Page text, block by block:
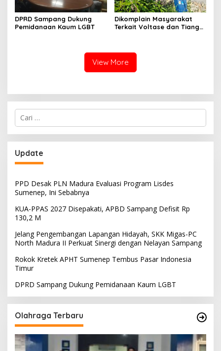
DPRD Sampang Dukung
Pemidanaan Kaum LGBT
Dikomplain Masyarakat
Terkait Voltase dan Tiang
View More
Cari
untuk:
Update
PPD Desak PLN Madura Evaluasi Program Lisdes
Sumenep, Ini Sebabnya
KUA-PPAS 2027 Disepakati, APBD Sampang Defisit Rp
130,2 M
Jelang Pengembangan Lapangan Hidayah, SKK Migas-PC
North Madura II Perkuat Sinergi dengan Nelayan Sampang
Rokok Kretek APHT Sumenep Tembus Pasar Indonesia
Timur
DPRD Sampang Dukung Pemidanaan Kaum LGBT
Olahraga Terbaru